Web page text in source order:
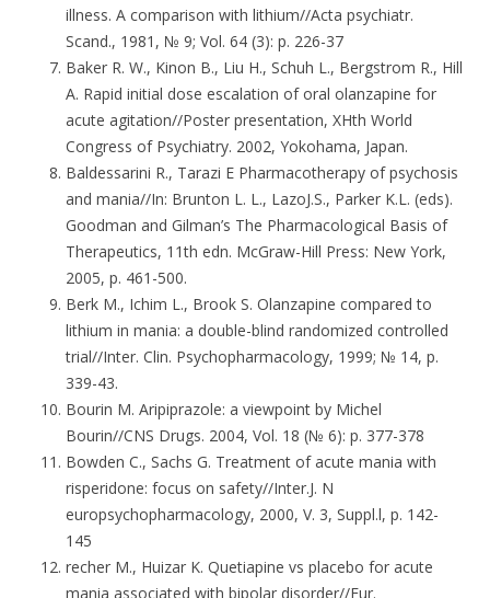
illness. A comparison with lithium//Acta psychiatr.
Scand., 1981, № 9; Vol. 64 (3): p. 226-37
Baker R. W., Kinon B., Liu H., Schuh L., Bergstrom R., Hill
A. Rapid initial dose escalation of oral olanzapine for
acute agitation//Poster presentation, XHth World
Congress of Psychiatry. 2002, Yokohama, Japan.
Baldessarini R., Tarazi E Pharmacotherapy of psychosis
and mania//In: Brunton L. L., LazoJ.S., Parker K.L. (eds).
Goodman and Gilman’s The Pharmacological Basis of
Therapeutics, 11th edn. McGraw-Hill Press: New York,
2005, p. 461-500.
Berk M., Ichim L., Brook S. Olanzapine compared to
lithium in mania: a double-blind randomized controlled
trial//Inter. Clin. Psychopharmacology, 1999; № 14, p.
339-43.
Bourin M. Aripiprazole: a viewpoint by Michel
Bourin//CNS Drugs. 2004, Vol. 18 (№ 6): p. 377-378
Bowden C., Sachs G. Treatment of acute mania with
risperidone: focus on safety//Inter.J. N
europsychopharmacology, 2000, V. 3, Suppl.l, p. 142-
145
recher M., Huizar K. Quetiapine vs placebo for acute
mania associated with bipolar disorder//Eur.